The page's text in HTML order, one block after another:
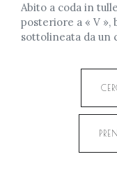
Abito a coda in
posteriore a « V
sottolineata da un